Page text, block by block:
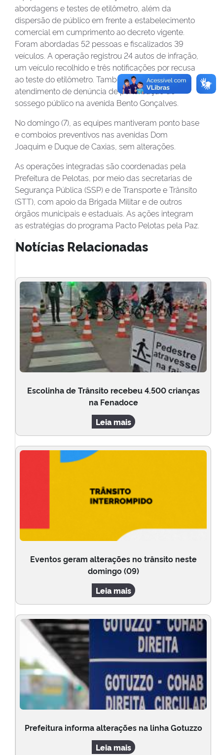
abordagens e testes de etilômetro, além da
dispersão de público em frente a estabelecimento
comercial em cumprimento ao decreto vigente.
Foram abordadas 52 pessoas e fiscalizados 39
veículos. A operação registrou 24 autos de infração,
um veículo recolhido e três notificações por recusa
ao teste do etilômetro. Também houve
atendimento de denúncia de perturbação do
sossego público na avenida Bento Gonçalves.
No domingo (7), as equipes mantiveram ponto base
e comboios preventivos nas avenidas Dom
Joaquim e Duque de Caxias, sem alterações.
As operações integradas são coordenadas pela
Prefeitura de Pelotas, por meio das secretarias de
Segurança Pública (SSP) e de Transporte e Trânsito
(STT), com apoio da Brigada Militar e de outros
órgãos municipais e estaduais. As ações integram
as estratégias do programa Pacto Pelotas pela Paz.
Notícias Relacionadas
Escolinha de Trânsito recebeu 4.500 crianças
na Fenadoce
Leia mais
Eventos geram alterações no trânsito neste
domingo (09)
Leia mais
Prefeitura informa alterações na linha Gotuzzo
Leia mais